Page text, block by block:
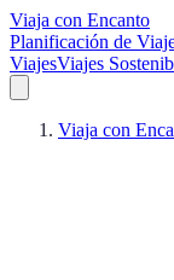
Viaja con Encanto
Planificación de
ViajesViajes
Viaja con